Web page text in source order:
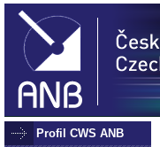
Profil CWS ANB